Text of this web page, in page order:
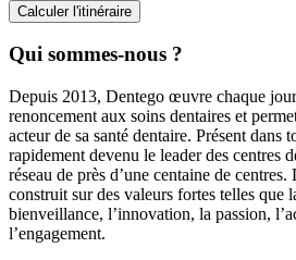
Calculer l'itinéraire
Qui sommes-nous ?
Depuis 2013, Dentego œuvre chaque
renoncement aux soins dentaires et
acteur de sa santé dentaire. Présent dans
rapidement devenu le leader des centres
réseau de près d’une centaine de centres.
construit sur des valeurs fortes telles que
bienveillance, l’innovation, la passion,
l’engagement.